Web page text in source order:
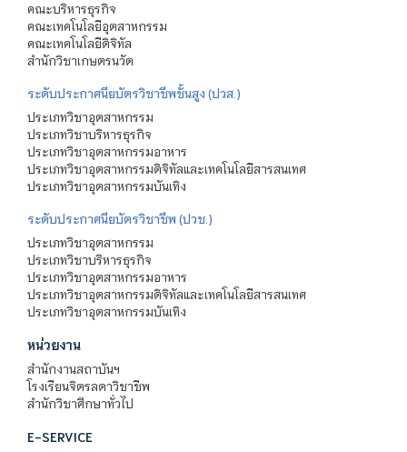
คณะบริหารธุรกิจ
คณะเทคโนโลยีอุตสาหกรรม
คณะเทคโนโลยีดิจิทัล
สำนักวิชาเกษตรนวัต
ระดับประกาศนียบัตรวิชาชีพชั้นสูง (ปวส.)
ประเภทวิชาอุตสาหกรรม
ประเภทวิชาบริหารธุรกิจ
ประเภทวิชาอุตสาหกรรมอาหาร
ประเภทวิชาอุตสาหกรรมดิจิทัลและเทคโนโลยีสารสนเทศ
ประเภทวิชาอุตสาหกรรมบันเทิง
ระดับประกาศนียบัตรวิชาชีพ (ปวช.)
ประเภทวิชาอุตสาหกรรม
ประเภทวิชาบริหารธุรกิจ
ประเภทวิชาอุตสาหกรรมอาหาร
ประเภทวิชาอุตสาหกรรมดิจิทัลและเทคโนโลยีสารสนเทศ
ประเภทวิชาอุตสาหกรรมบันเทิง
หน่วยงาน
สำนักงานสถาบันฯ
โรงเรียนจิตรลดาวิชาชีพ
สำนักวิชาศึกษาทั่วไป
E-SERVICE